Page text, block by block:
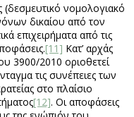
(δεσμευτικό νομολογιακό
δικαίου από τον
επιχειρήματα από τις
[11] Κατ’ αρχάς
3900/2010 οριοθετεί
τις συνέπειες των
στο πλαίσιο
[12]. Οι αποφάσεις